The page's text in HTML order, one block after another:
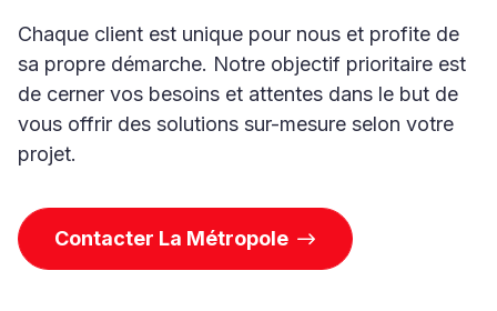
Chaque client est unique pour nous et profite de
sa propre démarche. Notre objectif prioritaire est
de cerner vos besoins et attentes dans le but de
vous offrir des solutions sur-mesure selon votre
projet.
Contacter La Métropole